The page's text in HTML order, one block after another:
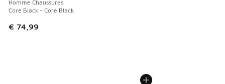
Homme Chaussures
Core Black - Core Black
€ 74,99